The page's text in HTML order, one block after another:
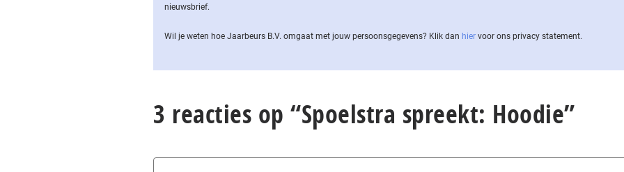
nieuwsbrief.
Wil je weten hoe Jaarbeurs B.V. omgaat met jouw per­soons­ge­ge­vens? Klik dan hier voor ons privacy statement.
3 reacties op “Spoelstra spreekt: Hoodie”